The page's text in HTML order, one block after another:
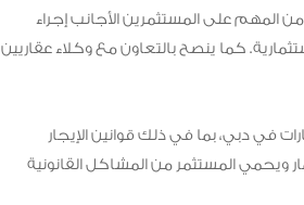
المهم على المستثمرين الأجانب إجراء
كما ينصح بالتعاون مع وكلاء عقاريين
في دبي، بما في ذلك قوانين الإيجار
ويحمي المستثمر من المشاكل القانونية